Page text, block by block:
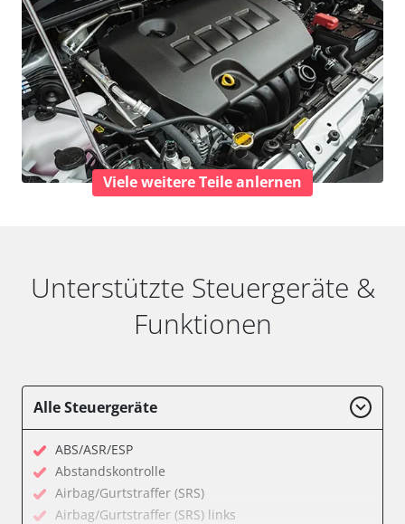
Viele weitere Teile anlernen
Unterstützte Steuergeräte &
Funktionen
Alle Steuergeräte
ABS/ASR/ESP
Abstandskontrolle
Airbag/Gurtstraffer (SRS)
Airbag/Gurtstraffer (SRS) links